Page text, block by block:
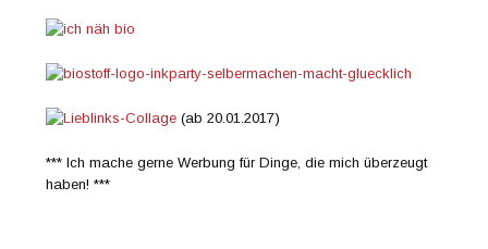
(ab 20.01.2017)
*** Ich mache gerne Werbung für Dinge, die mich überzeugt
haben! ***